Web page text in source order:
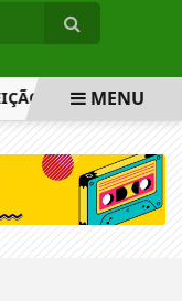
PROJETO
MENU